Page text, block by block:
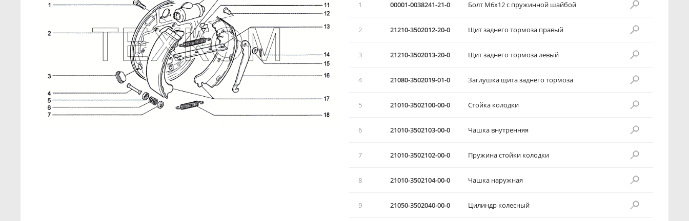
1 00001-0038241-21-0 Болт M6x12 с пружинной шайбой
2 21210-3502012-20-0 Щит заднего тормоза правый
3 21210-3502013-20-0 Щит заднего тормоза левый
4 21080-3502019-01-0 Заглушка щита заднего тормоза
5 21010-3502100-00-0 Стойка колодки
6 21010-3502103-00-0 Чашка внутренняя
7 21010-3502102-00-0 Пружина стойки колодки
8 21010-3502104-00-0 Чашка наружная
9 21050-3502040-00-0 Цилиндр колесный